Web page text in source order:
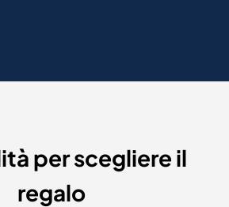
per scegliere il
regalo